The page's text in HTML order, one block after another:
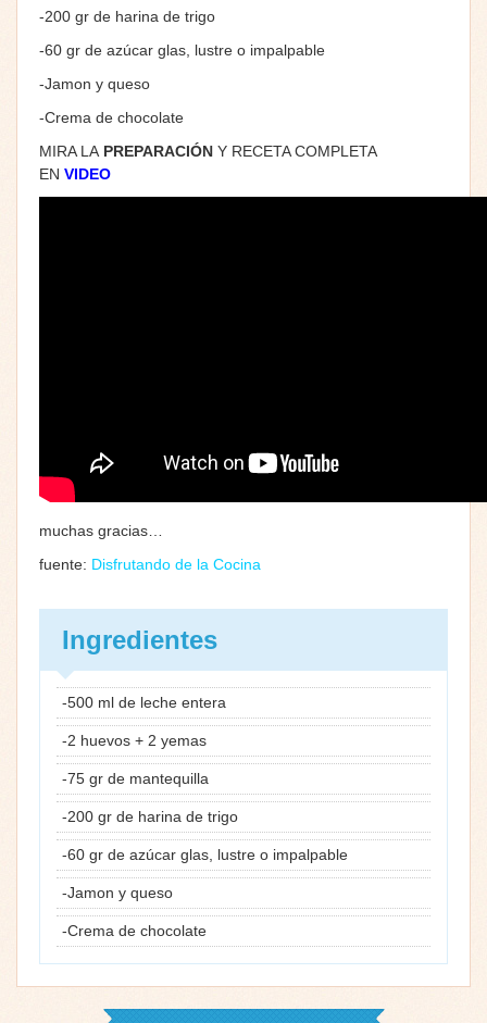
-200 gr de harina de trigo
-60 gr de azúcar glas, lustre o impalpable
-Jamon y queso
-Crema de chocolate
MIRA LA PREPARACIÓN Y RECETA COMPLETA
EN VIDEO
muchas gracias…
fuente: Disfrutando de la Cocina
Ingredientes
-500 ml de leche entera
-2 huevos + 2 yemas
-75 gr de mantequilla
-200 gr de harina de trigo
-60 gr de azúcar glas, lustre o impalpable
-Jamon y queso
-Crema de chocolate